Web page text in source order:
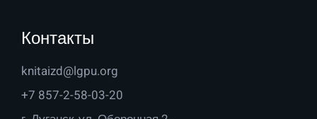
Контакты
knitaizd@lgpu.org
+7 857-2-58-03-20